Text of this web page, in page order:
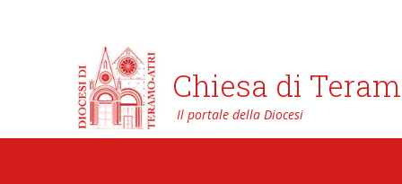
Chiesa di